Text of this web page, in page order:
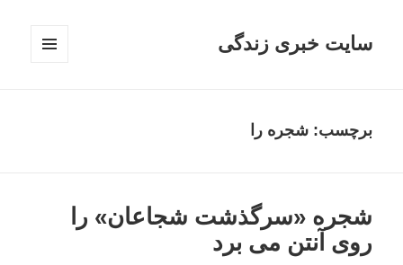
سایت خبری زندگی
برچسب: شجره را
شجره «سرگذشت شجاعان» را
روی آنتن می برد